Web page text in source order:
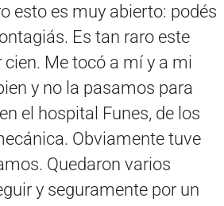
esto es muy abierto: podés
Es tan raro este
Me tocó a mí y a mi
y no la pasamos para
el hospital Funes, de los
Obviamente tuve
Quedaron varios
y seguramente por un